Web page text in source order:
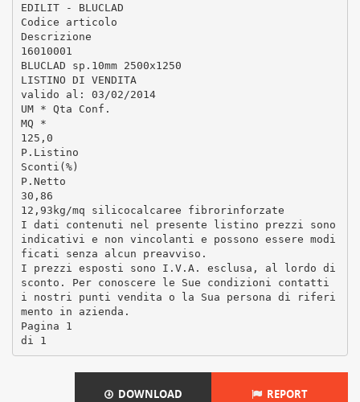
EDILIT - BLUCLAD
Codice articolo
Descrizione
16010001
BLUCLAD sp.10mm 2500x1250
LISTINO DI VENDITA
valido al: 03/02/2014
UM * Qta Conf.
MQ *
125,0
P.Listino
Sconti(%)
P.Netto
30,86
12,93kg/mq silicocalcaree fibrorinforzate
I dati contenuti nel presente listino prezzi sono
indicativi e non vincolanti e possono essere modi
ficati senza alcun preavviso.
I prezzi esposti sono I.V.A. esclusa, al lordo di
sconto. Per conoscere le Sue condizioni contatti
i nostri punti vendita o la Sua persona di riferi
mento in azienda.
Pagina 1
DOWNLOAD REPORT